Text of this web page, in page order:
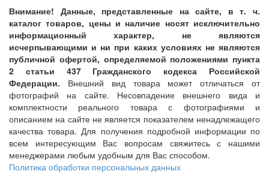
Внимание! Данные, представленные на сайте, в т. ч.
каталог товаров, цены и наличие носят исключительно
информационный характер, не являются
исчерпывающими и ни при каких условиях не являются
публичной офертой, определяемой положениями пункта
2 статьи 437 Гражданского кодекса Российской
Федерации. Внешний вид товара может отличаться от
фотографий на сайте. Несовпадение внешнего вида и
комплектности реального товара с фотографиями и
описанием на сайте не является показателем ненадлежащего
качества товара. Для получения подробной информации по
всем интересующим Вас вопросам свяжитесь с нашими
менеджерами любым удобным для Вас способом.
Политика обработки персональных данных